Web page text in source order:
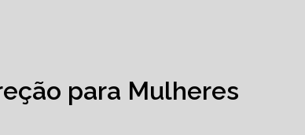
para Mulheres